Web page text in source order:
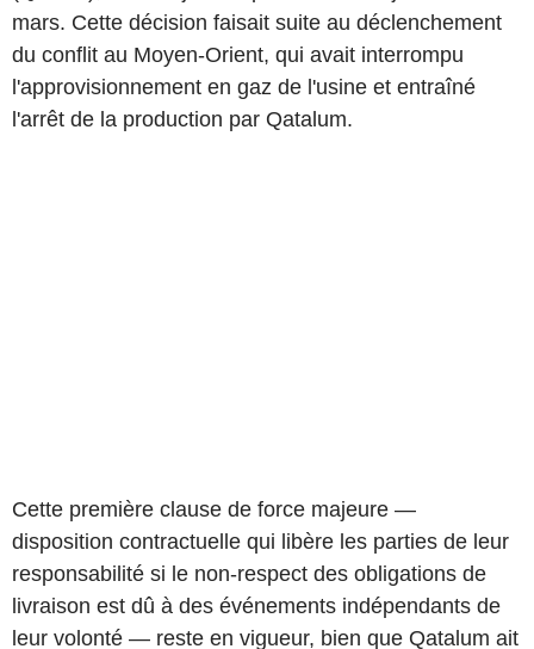
mars. Cette décision faisait suite au déclenchement
du conflit au Moyen-Orient, qui avait interrompu
l'approvisionnement en gaz de l'usine et entraîné
l'arrêt de la production par Qatalum.
Cette première clause de force majeure —
disposition contractuelle qui libère les parties de leur
responsabilité si le non-respect des obligations de
livraison est dû à des événements indépendants de
leur volonté — reste en vigueur, bien que Qatalum ait